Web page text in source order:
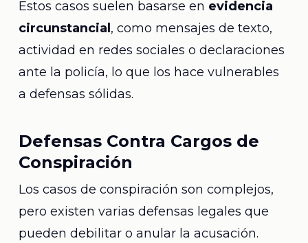
Estos casos suelen basarse en evidencia
circunstancial , como mensajes de texto,
actividad en redes sociales o declaraciones
ante la policía, lo que los hace vulnerables
a defensas sólidas.
Defensas Contra Cargos de
Conspiración
Los casos de conspiración son complejos,
pero existen varias defensas legales que
pueden debilitar o anular la acusación.